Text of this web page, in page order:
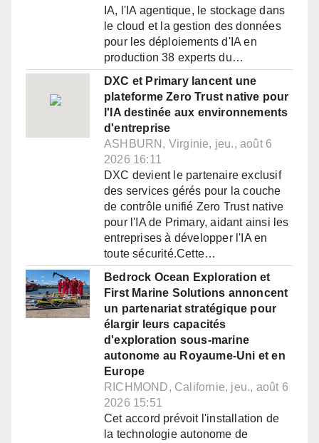
IA, l'IA agentique, le stockage dans
le cloud et la gestion des données
pour les déploiements d'IA en
production 38 experts du…
DXC et Primary lancent une
plateforme Zero Trust native pour
l'IA destinée aux environnements
d'entreprise
ASHBURN, Virginie, jeu., août 6
2026 16:11
DXC devient le partenaire exclusif
des services gérés pour la couche
de contrôle unifié Zero Trust native
pour l'IA de Primary, aidant ainsi les
entreprises à développer l'IA en
toute sécurité.Cette…
Bedrock Ocean Exploration et
First Marine Solutions annoncent
un partenariat stratégique pour
élargir leurs capacités
d'exploration sous-marine
autonome au Royaume-Uni et en
Europe
RICHMOND, Californie, jeu., août 6
2026 15:51
Cet accord prévoit l'installation de
la technologie autonome de